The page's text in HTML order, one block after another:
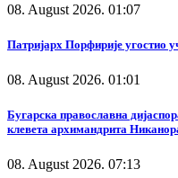
08. August 2026. 01:07
Патријарх Порфирије угостио
08. August 2026. 01:01
Бугарска православна
клевета архимандрита
08. August 2026. 07:13